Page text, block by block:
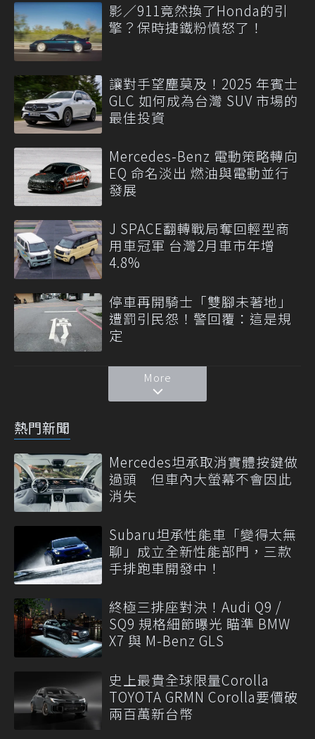
影／911竟然換了Honda的引
擎？保時捷鐵粉憤怒了！
讓對手望塵莫及！2025 年賓士
GLC 如何成為台灣 SUV 市場的
最佳投資
Mercedes-Benz 電動策略轉向
EQ 命名淡出 燃油與電動並行
發展
J SPACE翻轉戰局奪回輕型商
用車冠軍 台灣2月車市年增
4.8%
停車再開騎士「雙腳未著地」
遭罰引民怨！警回覆：這是規
定
More
熱門新聞
Mercedes坦承取消實體按鍵做
過頭 但車內大螢幕不會因此
消失
Subaru坦承性能車「變得太無
聊」成立全新性能部門，三款
手排跑車開發中！
終極三排座對決！Audi Q9 /
SQ9 規格細節曝光 瞄準 BMW
X7 與 M-Benz GLS
史上最貴全球限量Corolla
TOYOTA GRMN Corolla要價破
兩百萬新台幣